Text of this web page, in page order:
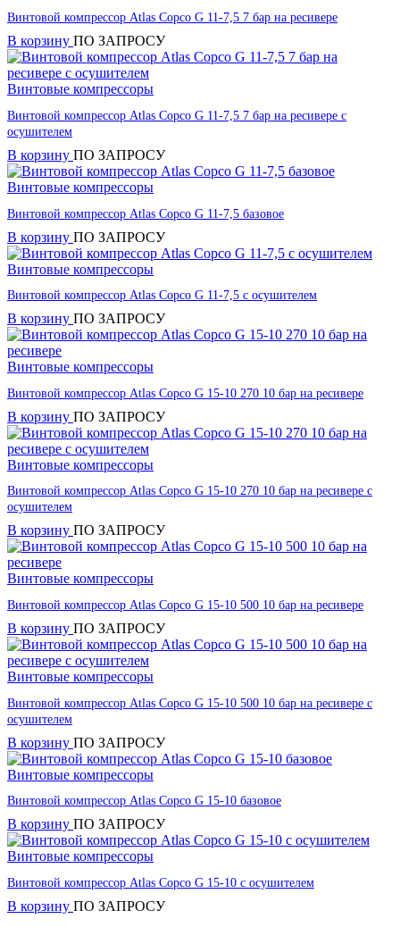
Винтовой компрессор Atlas Copco G 11-7,5 7 бар на ресивере
В корзину ПО ЗАПРОСУ
Винтовые компрессоры
Винтовой компрессор Atlas Copco G 11-7,5 7 бар на ресивере с
осушителем
В корзину ПО ЗАПРОСУ
Винтовые компрессоры
Винтовой компрессор Atlas Copco G 11-7,5 базовое
В корзину ПО ЗАПРОСУ
Винтовые компрессоры
Винтовой компрессор Atlas Copco G 11-7,5 с осушителем
В корзину ПО ЗАПРОСУ
Винтовые компрессоры
Винтовой компрессор Atlas Copco G 15-10 270 10 бар на ресивере
В корзину ПО ЗАПРОСУ
Винтовые компрессоры
Винтовой компрессор Atlas Copco G 15-10 270 10 бар на ресивере с
осушителем
В корзину ПО ЗАПРОСУ
Винтовые компрессоры
Винтовой компрессор Atlas Copco G 15-10 500 10 бар на ресивере
В корзину ПО ЗАПРОСУ
Винтовые компрессоры
Винтовой компрессор Atlas Copco G 15-10 500 10 бар на ресивере с
осушителем
В корзину ПО ЗАПРОСУ
Винтовые компрессоры
Винтовой компрессор Atlas Copco G 15-10 базовое
В корзину ПО ЗАПРОСУ
Винтовые компрессоры
Винтовой компрессор Atlas Copco G 15-10 с осушителем
В корзину ПО ЗАПРОСУ